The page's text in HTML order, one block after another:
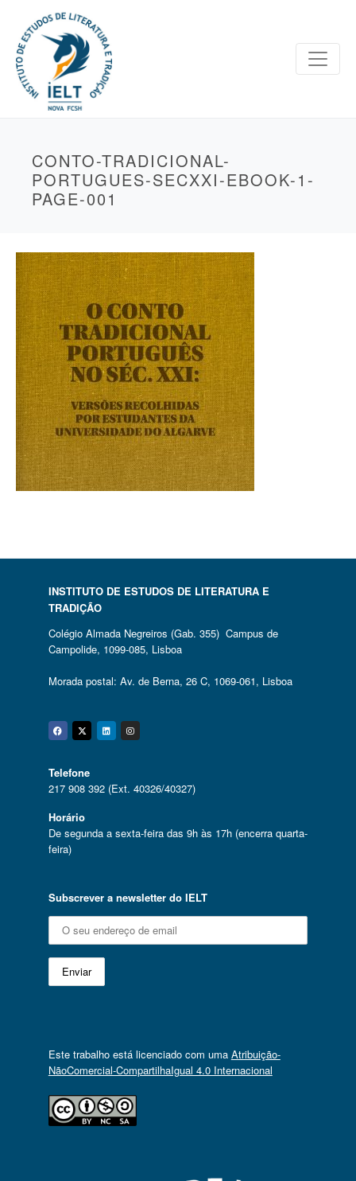
CONTO-TRADICIONAL-
PORTUGUES-SECXXI-EBOOK-1-
PAGE-001
INSTITUTO DE ESTUDOS DE LITERATURA E
TRADIÇÃO
Colégio Almada Negreiros (Gab. 355) Campus de
Campolide, 1099-085, Lisboa
Morada postal: Av. de Berna, 26 C, 1069-061, Lisboa
Facebook
Twitter
Linkedin
Instagram
Telefone
217 908 392 (Ext. 40326/40327)
Horário
De segunda a sexta-feira das 9h às 17h (encerra quarta-
feira)
Subscrever a newsletter do IELT
Este trabalho está licenciado com uma Atribuição-
NãoComercial-CompartilhaIgual 4.0 Internacional